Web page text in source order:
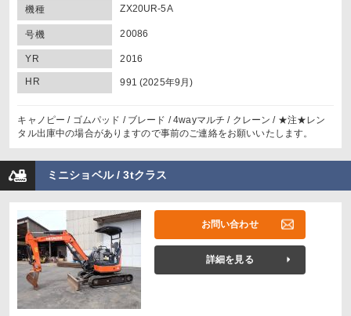
機種 ZX20UR-5A
号機 20086
YR 2016
HR 991 (2025年9月)
キャノピー / ゴムパッド / ブレード / 4wayマルチ / クレーン / ★注★レン
タル出庫中の場合がありますので事前のご連絡をお願いいたします。
ミニショベル / 3tクラス
お問い合わせ
詳細を見る